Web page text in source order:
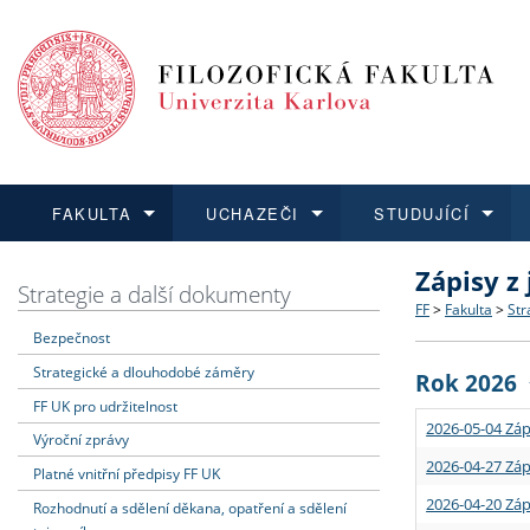
FAKULTA
Dozvědět se více
Struktura
Strategie
Podpora
UCHAZEČI
Podat přihlášku
Co
Učitelské
STUDUJÍCÍ
Dozvědět se více
Rigorózní
Dozvědět se více
O vědě a
Granty a
Dozvědět se více
Aktuální
Strategie a další dokumenty
Bezpečnost
Strategické a dlouhodobé záměry
FF UK pro udržitelnost
Výroční zprávy
Platné vnitřní předpisy FF UK
Rozhodnutí a sdělení děkana, opatření a sdělení
Zápisy
FF > Fakulta >
Rok 2026
2026-05-04
2026-04-27
2026-04-20